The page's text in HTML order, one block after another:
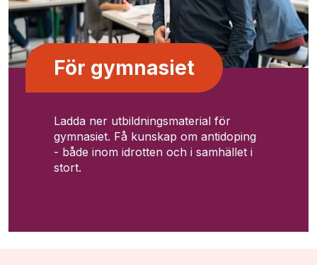
Ladda ner utbildningsmaterial för
gymnasiet. Få kunskap om antidoping
- både inom idrotten och i samhället i
stort.
För gymnasiet